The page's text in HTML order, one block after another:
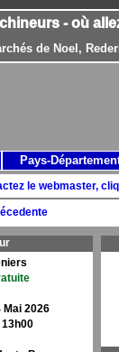
- où
de Noel,
le webmaster,
Mai 2026
Pays-